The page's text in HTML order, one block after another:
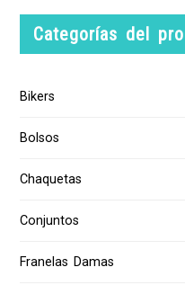
Categorías del
Bikers
Bolsos
Chaquetas
Conjuntos
Franelas Damas